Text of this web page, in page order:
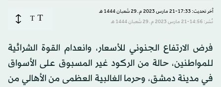
آخر تحديث: 17:33-21 مارس 2023 م ـ 29 شَعبان 1444 هـ
نُشر: 14:56-21 مارس 2023 م ـ 29 شَعبان 1444 هـ
T
T
فرض الارتفاع الجنوني للأسعار، وانعدام القوة الشرائية
للمواطنين، حالة من الركود غير المسبوق على الأسواق
في مدينة دمشق، وحرما الغالبية العظمى من الأهالي من